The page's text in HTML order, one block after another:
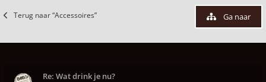
Terug naar “Accessoires” Ga naar
Re: Wat drink je nu?